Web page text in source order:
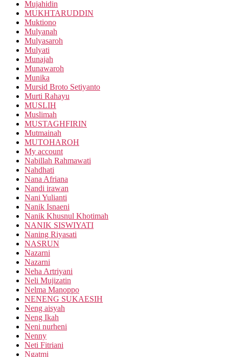
Mujahidin
MUKHTARUDDIN
Muktiono
Mulyanah
Mulyasaroh
Mulyati
Munajah
Munawaroh
Munika
Mursid Broto Setiyanto
Murti Rahayu
MUSLIH
Muslimah
MUSTAGHFIRIN
Mutmainah
MUTOHAROH
My account
Nabillah Rahmawati
Nahdhati
Nana Afriana
Nandi irawan
Nani Yulianti
Nanik Isnaeni
Nanik Khusnul Khotimah
NANIK SISWIYATI
Naning Riyasati
NASRUN
Nazarni
Nazarni
Neha Artriyani
Neli Mujizatin
Nelma Manoppo
NENENG SUKAESIH
Neng aisyah
Neng Ikah
Neni nurheni
Nenny
Neti Fitriani
Ngatmi